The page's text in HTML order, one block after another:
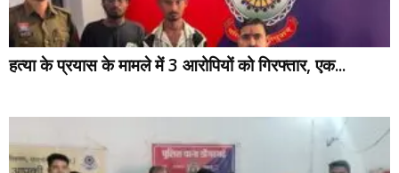
हत्या के प्रयास के मामले में 3 आरोपियों को गिरफ्तार, एक...